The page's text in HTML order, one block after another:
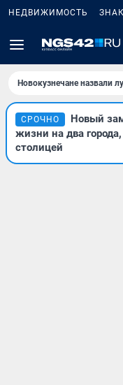
НЕДВИЖИМОСТЬ
Новокузнечане назвали
СРОЧНО
Новый
жизни на два
столицей